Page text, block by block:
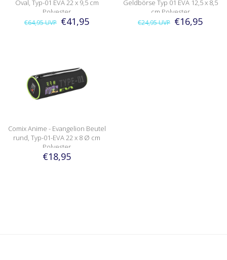
Oval, Typ-01 EVA 22 x 9,5 cm
Polyester
€64,95UVP €41,95
Geldbörse Typ 01 EVA 12,5 x 8,5
cm Polyester
€24,95UVP €16,95
Comix Anime - Evangelion Beutel
rund, Typ-01-EVA 22 x 8 Ø cm
Polyester
€18,95